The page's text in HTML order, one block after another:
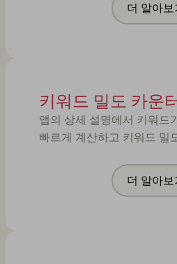
더 알아보
키워드 밀도 카운
앱의 상세 설명에서 키워드
빠르게 계산하고 키워드 밀
더 알아보